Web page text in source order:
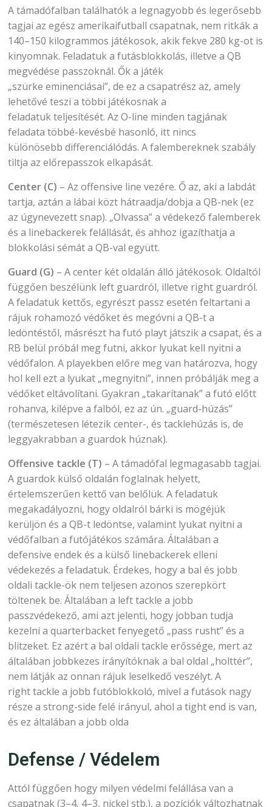
A támadófalban találhatók a legnagyobb és legerősebb
tagjai az egész amerikaifutball csapatnak, nem ritkák a
140–150 kilogrammos játékosok, akik fekve 280 kg-ot is
kinyomnak. Feladatuk a futásblokkolás, illetve a QB
megvédése passzoknál. Ők a játék
„szürke eminenciásai”, de ez a csapatrész az, amely
lehetővé teszi a többi játékosnak a
feladatuk teljesítését. Az O-line minden tagjának
feladata többé-kevésbé hasonló, itt nincs
különösebb differenciálódás. A falembereknek szabály
tiltja az előrepasszok elkapását.
Center (C) – Az offensive line vezére. Ő az, aki a labdát
tartja, aztán a lábai közt hátraadja/dobja a QB-nek (ez
az úgynevezett snap). „Olvassa” a védekező falemberek
és a linebackerek felállását, és ahhoz igazíthatja a
blokkolási sémát a QB-val együtt.
Guard (G) – A center két oldalán álló játékosok. Oldaltól
függően beszélünk left guardról, illetve right guardról.
A feladatuk kettős, egyrészt passz esetén feltartani a
rájuk rohamozó védőket és megóvni a QB-t a
ledöntéstől, másrészt ha futó playt játszik a csapat, és a
RB belül próbál meg futni, akkor lyukat kell nyitni a
védőfalon. A playekben előre meg van határozva, hogy
hol kell ezt a lyukat „megnyitni”, innen próbálják meg a
védőket eltávolítani. Gyakran „takarítanak” a futó előtt
rohanva, kilépve a falból, ez az ún. „guard-húzás”
(természetesen létezik center-, és tacklehúzás is, de
leggyakrabban a guardok húznak).
Offensive tackle (T) – A támadófal legmagasabb tagjai.
A guardok külső oldalán foglalnak helyett,
értelemszerűen kettő van belőlük. A feladatuk
megakadályozni, hogy oldalról bárki is mögéjük
kerüljön és a QB-t ledöntse, valamint lyukat nyitni a
védőfalban a futójátékos számára. Általában a
defensive endek és a külső linebackerek elleni
védekezés a feladatuk. Érdekes, hogy a bal és jobb
oldali tackle-ök nem teljesen azonos szerepkört
töltenek be. Általában a left tackle a jobb
passzvédekező, ami azt jelenti, hogy jobban tudja
kezelni a quarterbacket fenyegető „pass rusht” és a
blitzeket. Ez azért a bal oldali tackle erőssége, mert az
általában jobbkezes irányítóknak a bal oldal „holttér”,
nem látják az onnan rájuk leselkedő veszélyt. A
right tackle a jobb futóblokkoló, mivel a futások nagy
része a strong-side felé irányul, ahol a tight end is van,
és ez általában a jobb olda
Defense / Védelem
Attól függően hogy milyen védelmi felállása van a
csapatnak (3–4, 4–3, nickel stb.), a pozíciók változhatnak